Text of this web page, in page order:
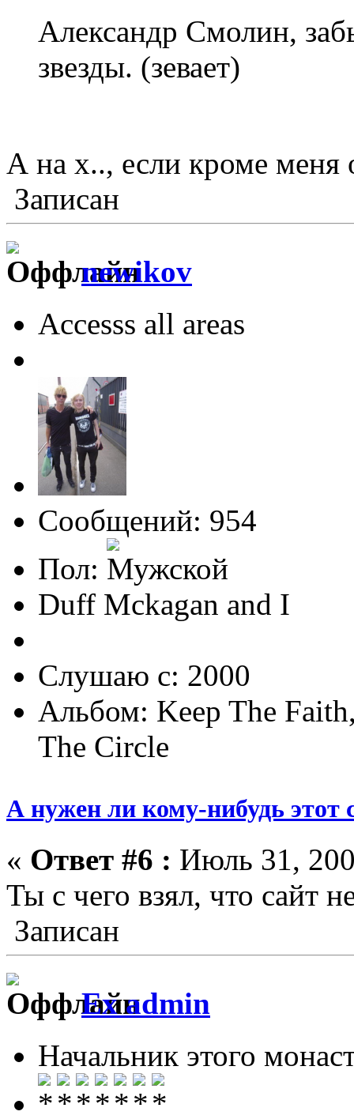
Александр Смолин,
звезды. (зевает)
А на х.., если кроме
Записан
newikov
Accesss all areas
Сообщений: 954
Пол:
Duff Mckagan and I
Слушаю с: 2000
Альбом: Keep The
The Circle
А нужен ли кому-нибудь этот
« Ответ #6 : Июль 31,
Ты с чего взял, что сайт
Записан
Ex admin
Начальник этого